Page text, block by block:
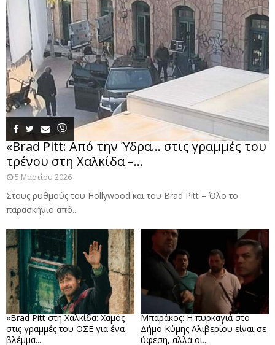
«Brad Pitt: Από την Ύδρα… στις γραμμές του
τρένου στη Χαλκίδα –...
5 Μαρτίου 2026
Στους ρυθμούς του Hollywood και του Brad Pitt – Όλο το
παρασκήνιο από...
«Brad Pitt στη Χαλκίδα: Χαμός
στις γραμμές του ΟΣΕ για ένα
βλέμμα...
Μπαράκος: Η πυρκαγιά στο
Δήμο Κύμης Αλιβερίου είναι σε
ύφεση, αλλά οι...